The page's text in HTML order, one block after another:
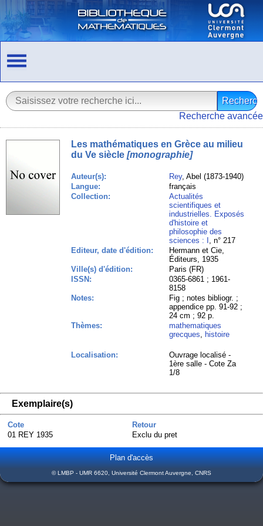
Recherche avancée
Les mathématiques en Grèce au milieu
du Ve siècle [monographie]
Auteur(s): Rey, Abel (1873-1940)
Langue:
français
Collection:
Actualités
scientifiques et
industrielles. Exposés
d'histoire et
philosophie des
sciences : I , n° 217
Editeur, date d'édition:
Hermann et Cie,
Éditeurs, 1935
Ville(s) d'édition:
Paris (FR)
ISSN:
0365-6861 ; 1961-
8158
Notes:
Fig ; notes bibliogr. ;
appendice pp. 91-92 ;
24 cm ; 92 p.
Thèmes:
mathematiques
grecques, histoire
Localisation:
Ouvrage localisé -
1ère salle - Cote Za
1/8
Exemplaire(s)
Cote
Retour
01 REY 1935
Exclu du pret
Plan d'accès
© LMBP - UMR 6620, Université Clermont Auvergne, CNRS